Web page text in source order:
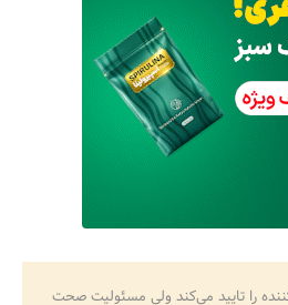
را تایید می‌کند ولی مسئولیت صحت